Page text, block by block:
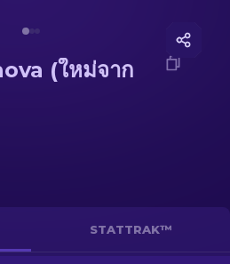
(ใหม่จาก
STATTRAK™